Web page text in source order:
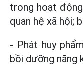
trong hoạt
quan hệ xã hội;
- Phát huy
bồi dưỡng năng